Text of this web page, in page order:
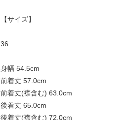
【サイズ】
36
身幅 54.5cm
前着丈 57.0cm
前着丈(襟含む) 63.0cm
後着丈 65.0cm
後着丈(襟含む) 72.0cm